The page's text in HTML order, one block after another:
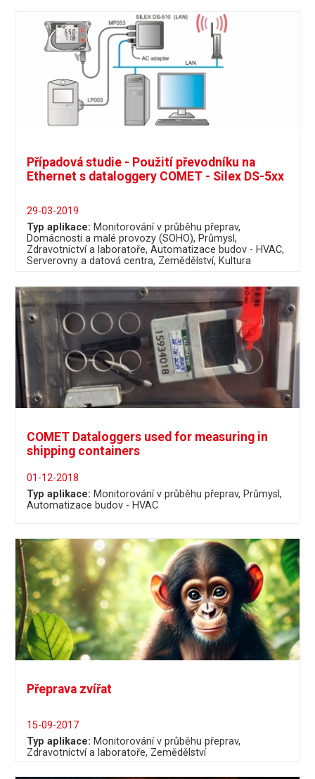
Případová studie - Použití převodníku na
Ethernet s dataloggery COMET - Silex DS-5xx
29-03-2019
Typ aplikace: Monitorování v průběhu přeprav
Domácnosti a malé provozy (SOHO) Průmysl
Zdravotnictví a laboratoře Automatizace budov - HVAC
Serverovny a datová centra Zemědělství Kultura
COMET Dataloggers used for measuring in
shipping containers
01-12-2018
Typ aplikace: Monitorování v průběhu přeprav Průmysl
Automatizace budov - HVAC
Přeprava zvířat
15-09-2017
Typ aplikace: Monitorování v průběhu přeprav
Zdravotnictví a laboratoře Zemědělství